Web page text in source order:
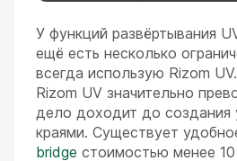
У функций развёртывания
ещё есть несколько
всегда использую Rizom
Rizom UV значительно
дело доходит до создания
краями. Существует
bridge стоимостью менее